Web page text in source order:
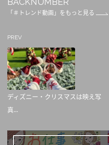
「＃トレンド動画」をもっと見る
PREV
ディズニー・クリスマスは映え写
真...